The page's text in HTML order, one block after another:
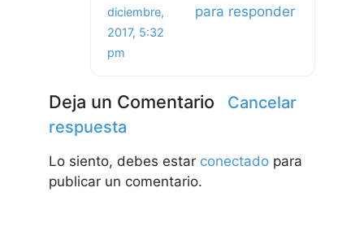
diciembre,
2017, 5:32
pm
para responder
Deja un Comentario
Cancelar
respuesta
Lo siento, debes estar conectado para
publicar un comentario.